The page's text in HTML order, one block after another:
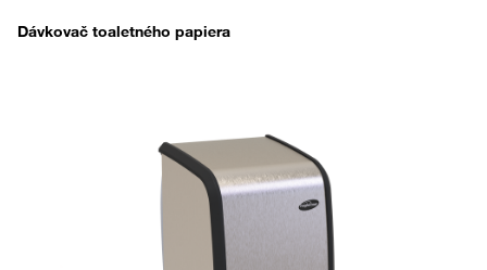
Dávkovač toaletného papiera